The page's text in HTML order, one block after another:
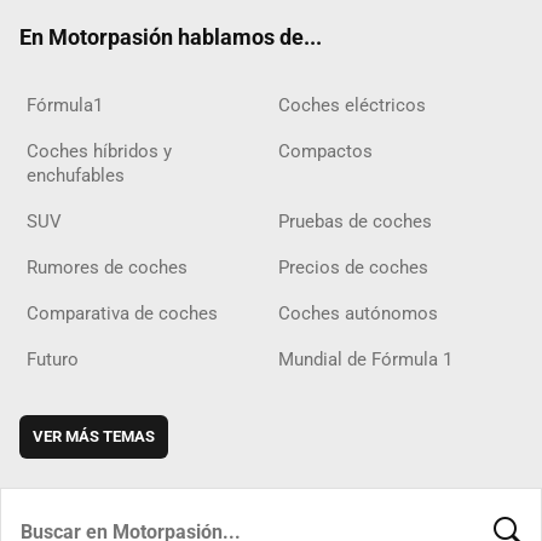
En Motorpasión hablamos de...
Fórmula1 Coches eléctricos
Coches híbridos y
enchufables
Compactos
SUV Pruebas de coches
Rumores de coches Precios de coches
Comparativa de coches Coches autónomos
Futuro Mundial de Fórmula 1
VER MÁS TEMAS